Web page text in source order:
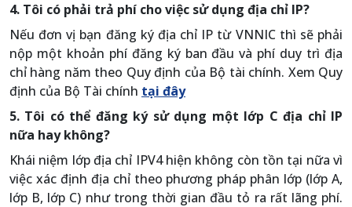
4. Tôi có phải trả phí cho việc sử dụng địa chỉ IP?
Nếu đơn vị bạn đăng ký địa chỉ IP từ VNNIC thì sẽ phải
nộp một khoản phí đăng ký ban đầu và phí duy trì địa
chỉ hàng năm theo Quy định của Bộ tài chính. Xem Quy
định của Bộ Tài chính tại đây
5. Tôi có thể đăng ký sử dụng một lớp C địa chỉ IP
nữa hay không?
Khái niệm lớp địa chỉ IPV4 hiện không còn tồn tại nữa vì
việc xác định địa chỉ theo phương pháp phân lớp (lớp A,
lớp B, lớp C) như trong thời gian đầu tỏ ra rất lãng phí.